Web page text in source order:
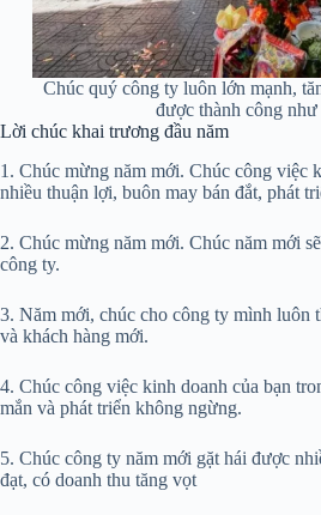
Chúc quý công ty luôn lớn mạnh,
được thành công
Lời chúc khai trương đầu năm
1. Chúc mừng năm mới. Chúc công việc
nhiều thuận lợi, buôn may bán đắt, phát
2. Chúc mừng năm mới. Chúc năm mới
công ty.
3. Năm mới, chúc cho công ty mình luôn
và khách hàng mới.
4. Chúc công việc kinh doanh của bạn
mắn và phát triển không ngừng.
5. Chúc công ty năm mới gặt hái được
đạt, có doanh thu tăng vọt